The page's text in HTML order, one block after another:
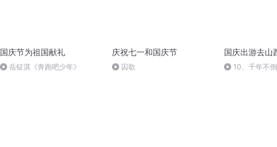
国庆节为祖国献礼
岳钲淇《奔跑吧少年》
庆祝七一和国庆节
囚歌
国庆出游去山
10、千年不